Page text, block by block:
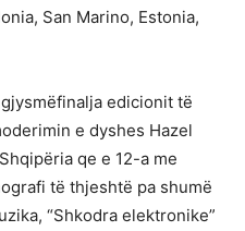
San Marino, Estonia,
edicionit të
e dyshes Hazel
qe e 12-a me
të thjeshtë pa shumë
“Shkodra elektronike”